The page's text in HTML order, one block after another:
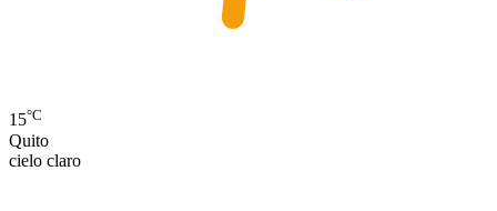
15°C
Quito
cielo claro